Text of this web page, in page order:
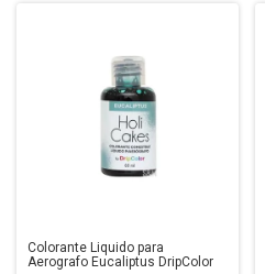
Colorante Liquido para
Aerografo Eucaliptus DripColor